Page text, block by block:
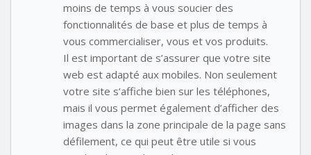
moins de temps à vous soucier des
fonctionnalités de base et plus de temps à
vous commercialiser, vous et vos produits.
Il est important de s’assurer que votre site
web est adapté aux mobiles. Non seulement
votre site s’affiche bien sur les téléphones,
mais il vous permet également d’afficher des
images dans la zone principale de la page sans
défilement, ce qui peut être utile si vous